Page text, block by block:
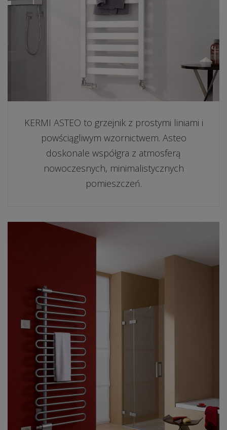
KERMI ASTEO to grzejnik z prostymi liniami i
powściągliwym wzornictwem. Asteo
doskonale współgra z atmosferą
nowoczesnych, minimalistycznych
pomieszczeń.